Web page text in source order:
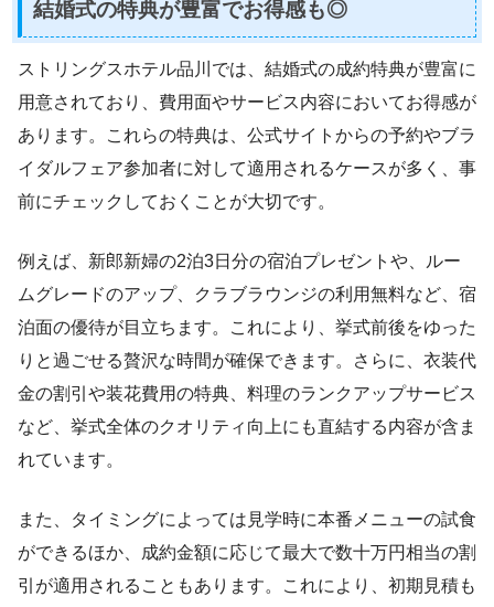
結婚式の特典が豊富でお得感も◎
ストリングスホテル品川では、結婚式の成約特典が豊富に
用意されており、費用面やサービス内容においてお得感が
あります。これらの特典は、公式サイトからの予約やブラ
イダルフェア参加者に対して適用されるケースが多く、事
前にチェックしておくことが大切です。
例えば、新郎新婦の2泊3日分の宿泊プレゼントや、ルー
ムグレードのアップ、クラブラウンジの利用無料など、宿
泊面の優待が目立ちます。これにより、挙式前後をゆった
りと過ごせる贅沢な時間が確保できます。さらに、衣装代
金の割引や装花費用の特典、料理のランクアップサービス
など、挙式全体のクオリティ向上にも直結する内容が含ま
れています。
また、タイミングによっては見学時に本番メニューの試食
ができるほか、成約金額に応じて最大で数十万円相当の割
引が適用されることもあります。これにより、初期見積も